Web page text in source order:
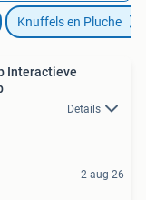
Knuffels en Pluche
Interactieve
Details
2 aug 26